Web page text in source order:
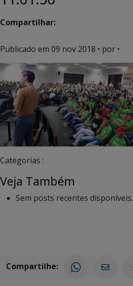
Compartilhar:
Publicado em 09 nov 2018 • por •
Categorias :
Veja Também
Sem posts recentes disponíveis.
Compartilhe: